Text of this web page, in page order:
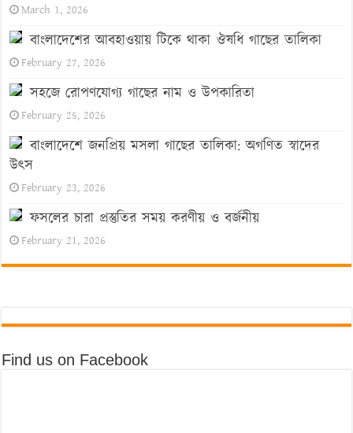
March 1, 2026
বাংলাদেশের আবহাওয়ায় টিকে থাকা ঔষধি গাছের তালিকা
February 27, 2026
সহজে রোপণযোগ্য গাছের নাম ও উপকারিতা
February 25, 2026
বাংলাদেশে জনপ্রিয় মসলা গাছের তালিকা: অগণিত স্বাদের
উৎস
February 23, 2026
ফসলের চারা প্রস্তুতির সময় করণীয় ও বর্জনীয়
February 21, 2026
Find us on Facebook